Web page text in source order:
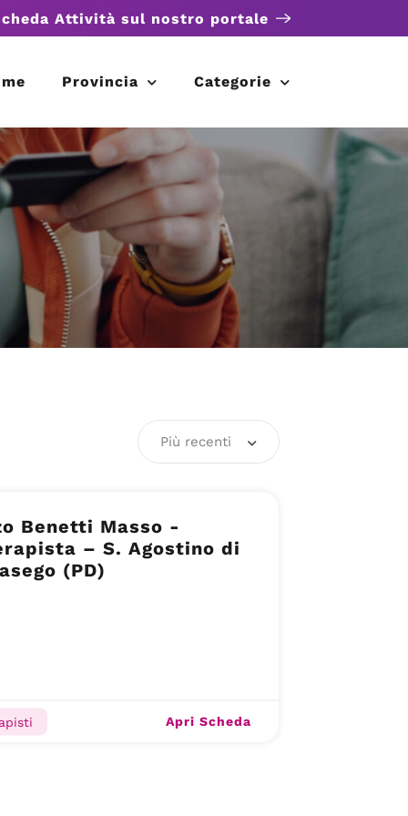
Attività sul nostro portale
Provincia Categorie
Più recenti
Benetti Masso -
– S. Agostino di
(PD)
Apri Scheda